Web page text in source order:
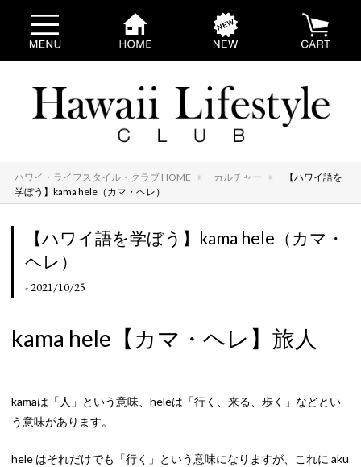
ハワイ・ライフスタイル・クラブ HOME カルチャー
【ハワイ語を
学ぼう】kama hele（カマ・ヘレ）
【ハワイ語を学ぼう】kama hele（カマ・
ヘレ）
- 2021/10/25
kama hele【カマ・ヘレ】旅人
kamaは「人」という意味、heleは「行く、来る、歩く」などとい
う意味があります。
hele はそれだけでも「行く」という意味になりますが、これに aku